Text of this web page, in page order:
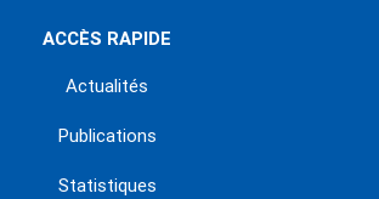
ACCÈS RAPIDE
Actualités
Publications
Statistiques